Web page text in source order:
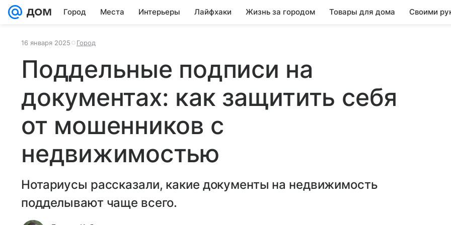
Город Места Интерьеры Лайфхаки Жизнь за городом Товары для дома Своими
16 января 2025 Город
Поддельные подписи на
документах: как защитить себя
от мошенников с
недвижимостью
Нотариусы рассказали, какие документы на недвижимость
подделывают чаще всего.